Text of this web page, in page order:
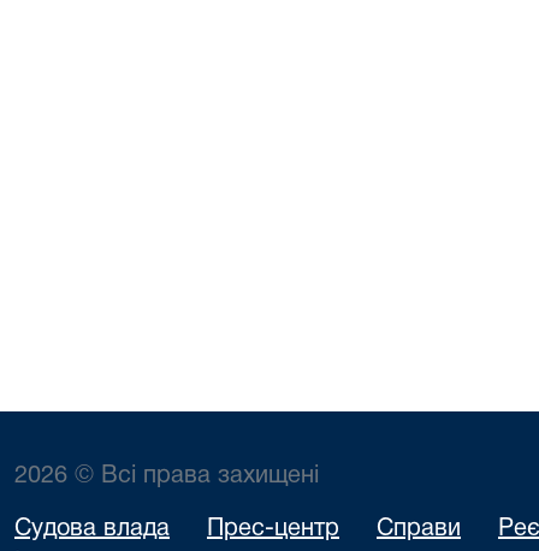
2026 © Всі права захищені
Судова влада Прес-центр Справи